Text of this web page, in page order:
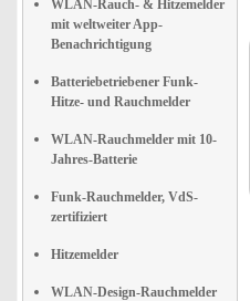
WLAN-Rauch- & Hitzemelder
mit weltweiter App-
Benachrichtigung
Batteriebetriebener Funk-
Hitze- und Rauchmelder
WLAN-Rauchmelder mit 10-
Jahres-Batterie
Funk-Rauchmelder, VdS-
zertifiziert
Hitzemelder
WLAN-Design-Rauchmelder